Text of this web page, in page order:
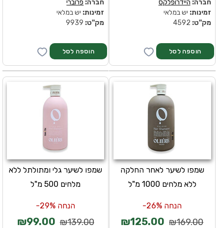
חברה: פרוברי
זמינות: יש במלאי
מק''ט:
חברה: היידרופלקס
זמינות: יש במלאי
מק''ט:
שמפו לשיער גלי ומתולתל ללא
מלחים 500 מ"ל
הנחה 29%-
₪139.00
₪99.00
שמפו לשיער לאחר החלקה
ללא מלחים 1000 מ"ל
הנחה 26%-
₪169.00
₪125.00